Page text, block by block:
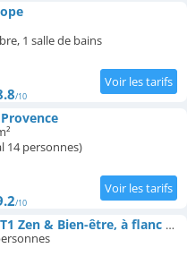
1 salle de bains
/10
14 personnes)
/10
Chambre d'hôtes T1 Zen & Bien-être, à flanc de colline